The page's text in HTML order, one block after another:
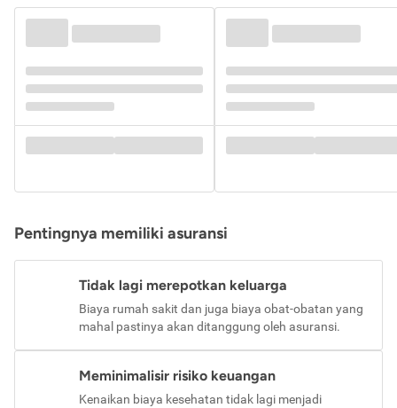
Pentingnya memiliki asuransi
Tidak lagi merepotkan keluarga
Biaya rumah sakit dan juga biaya obat-obatan yang
mahal pastinya akan ditanggung oleh asuransi.
Meminimalisir risiko keuangan
Kenaikan biaya kesehatan tidak lagi menjadi